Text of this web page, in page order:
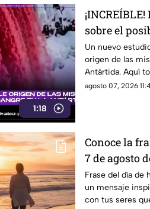
1:18
sobre el
misteriosas
Antártida
Un nuevo
origen de las
Antártida. Aquí
agosto 07, 2026
Conoce la
7 de agosto
inspiración
Frase del día de
un mensaje
con tus seres